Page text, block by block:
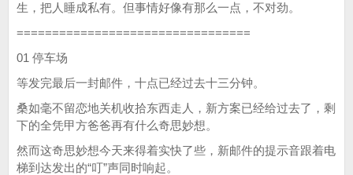
生，把人睡成私有。但事情好像有那么一点，不对劲。
=================================
01 停车场
等发完最后一封邮件，十点已经过去十三分钟。
桑如毫不留恋地关机收拾东西走人，新方案已经给过去了，剩
下的全凭甲方爸爸再有什么奇思妙想。
然而这奇思妙想今天来得着实快了些，新邮件的提示音跟着电
梯到达发出的“叮”声同时响起。